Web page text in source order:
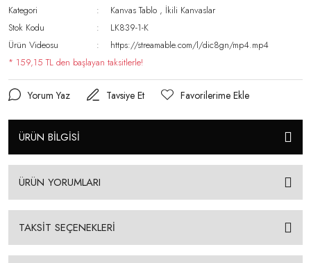
Kategori
Kanvas Tablo , İkili Kanvaslar
Stok Kodu
LK839-1-K
Ürün Videosu
https://streamable.com/l/dic8gn/mp4.mp4
* 159,15 TL den başlayan taksitlerle!
Yorum Yaz Tavsiye Et
ÜRÜN BİLGİSİ
ÜRÜN YORUMLARI
TAKSİT SEÇENEKLERİ